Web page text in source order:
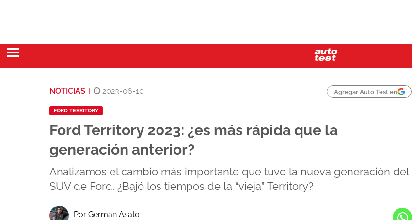
NOTICIAS 2023-06-10 Agregar Auto Test en
FORD TERRITORY
Ford Territory 2023: ¿es más rápida que la
generación anterior?
Analizamos el cambio más importante que tuvo la nueva generación del
SUV de Ford. ¿Bajó los tiempos de la “vieja” Territory?
Por German Asato